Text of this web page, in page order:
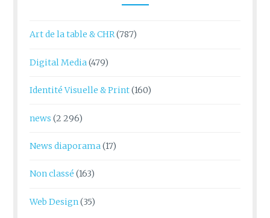
Art de la table & CHR(787)
Digital Media(479)
Identité Visuelle & Print(160)
news (2 296)
News diaporama(17)
Non classé (163)
Web Design(35)